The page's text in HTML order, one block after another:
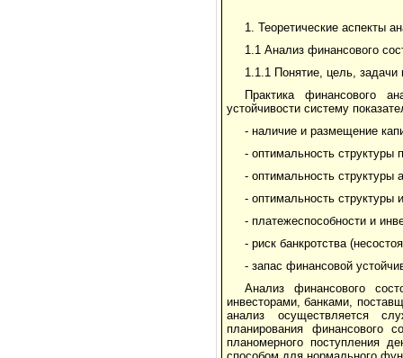
1. Теоретические аспекты
1.1 Анализ финансового
1.1.1 Понятие, цель, задачи
Практика финансового
устойчивости систему
- наличие и размещение
- оптимальность структуры
- оптимальность структуры
- оптимальность структуры
- платежеспособности и
- риск банкротства
- запас финансовой
Анализ финансового
инвесторами, банками,
анализ осуществляется
планирования финансового
планомерного поступления